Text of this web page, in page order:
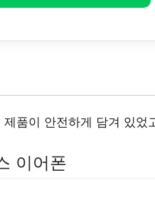
품이 안전하게 담겨 있었
이어폰